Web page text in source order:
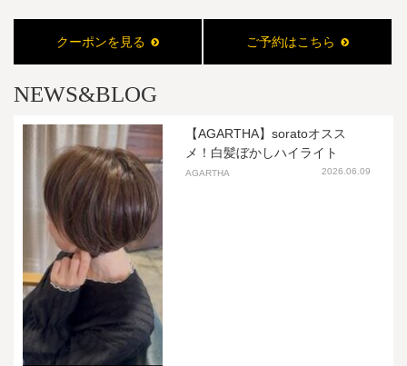
クーポンを見る ご予約はこちら
NEWS&BLOG
【AGARTHA】soratoオスス
メ！白髪ぼかしハイライト
AGARTHA 2026.06.09